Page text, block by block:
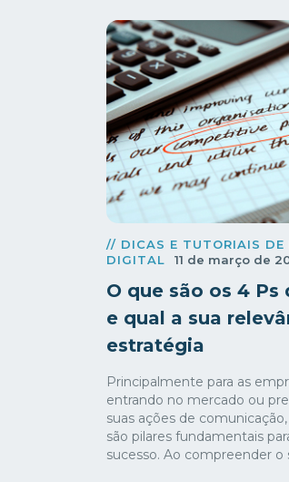
// DICAS E TUTORIAIS DE
DIGITAL
11 de março de
O que são os 4
e qual a sua
estratégia
Principalmente para as
entrando no mercado ou
suas ações de
são pilares fundamentais
sucesso. Ao compreender o